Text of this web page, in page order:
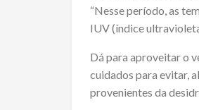
“Nesse período, as
IUV (índice
Dá para aproveitar o
cuidados para evitar,
provenientes da